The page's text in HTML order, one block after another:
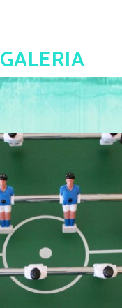
GALERIA